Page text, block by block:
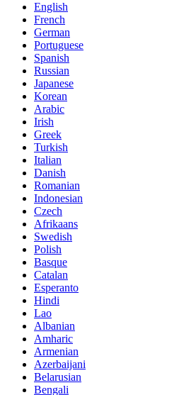
English
French
German
Portuguese
Spanish
Russian
Japanese
Korean
Arabic
Irish
Greek
Turkish
Italian
Danish
Romanian
Indonesian
Czech
Afrikaans
Swedish
Polish
Basque
Catalan
Esperanto
Hindi
Lao
Albanian
Amharic
Armenian
Azerbaijani
Belarusian
Bengali